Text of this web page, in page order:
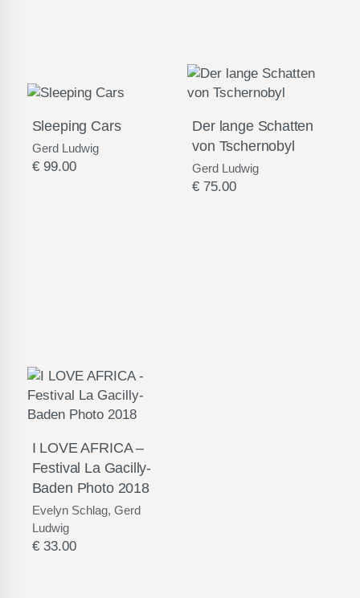
Sleeping Cars
Gerd Ludwig
€ 99.00
Der lange Schatten
von Tschernobyl
Gerd Ludwig
€ 75.00
I LOVE AFRICA –
Festival La Gacilly-
Baden Photo 2018
Evelyn Schlag, Gerd
Ludwig
€ 33.00